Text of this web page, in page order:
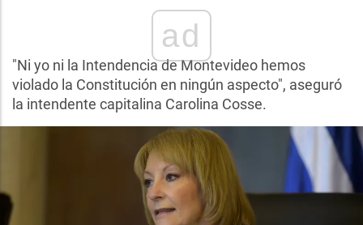
ad
"Ni yo ni la Intendencia de Montevideo hemos
violado la Constitución en ningún aspecto", aseguró
la intendente capitalina Carolina Cosse.